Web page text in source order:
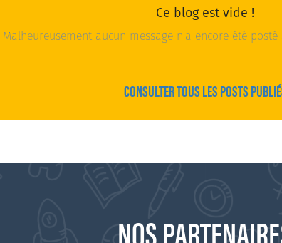
Ce blog est vide !
Malheureusement aucun message n'a encore été
CONSULTER TOUS LES POSTS
NOS